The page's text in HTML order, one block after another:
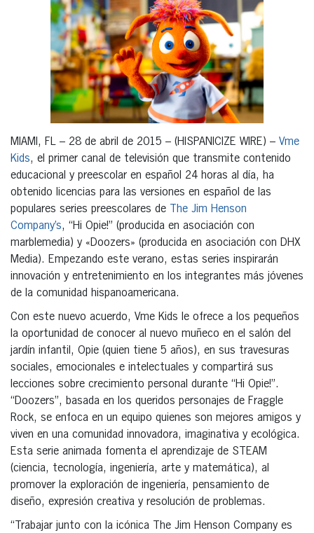
MIAMI, FL – 28 de abril de 2015 – (HISPANICIZE WIRE) – Vme
Kids, el primer canal de televisión que transmite contenido
educacional y preescolar en español 24 horas al día, ha
obtenido licencias para las versiones en español de las
populares series preescolares de The Jim Henson
Company’s, “Hi Opie!” (producida en asociación con
marblemedia) y «Doozers» (producida en asociación con DHX
Media). Empezando este verano, estas series inspirarán
innovación y entretenimiento en los integrantes más jóvenes
de la comunidad hispanoamericana.
Con este nuevo acuerdo, Vme Kids le ofrece a los pequeños
la oportunidad de conocer al nuevo muñeco en el salón del
jardín infantil, Opie (quien tiene 5 años), en sus travesuras
sociales, emocionales e intelectuales y compartirá sus
lecciones sobre crecimiento personal durante “Hi Opie!”.
“Doozers”, basada en los queridos personajes de Fraggle
Rock, se enfoca en un equipo quienes son mejores amigos y
viven en una comunidad innovadora, imaginativa y ecológica.
Esta serie animada fomenta el aprendizaje de STEAM
(ciencia, tecnología, ingeniería, arte y matemática), al
promover la exploración de ingeniería, pensamiento de
diseño, expresión creativa y resolución de problemas.
“Trabajar junto con la icónica The Jim Henson Company es